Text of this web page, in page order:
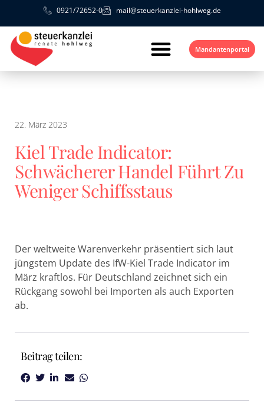
0921/72652-0 mail@steuerkanzlei-hohlweg.de
Mandantenportal
22. März 2023
Kiel Trade Indicator:
Schwächerer Handel Führt Zu
Weniger Schiffsstaus
Der weltweite Warenverkehr präsentiert sich laut
jüngstem Update des IfW-Kiel Trade Indicator im
März kraftlos. Für Deutschland zeichnet sich ein
Rückgang sowohl bei Importen als auch Exporten
ab.
Beitrag teilen: